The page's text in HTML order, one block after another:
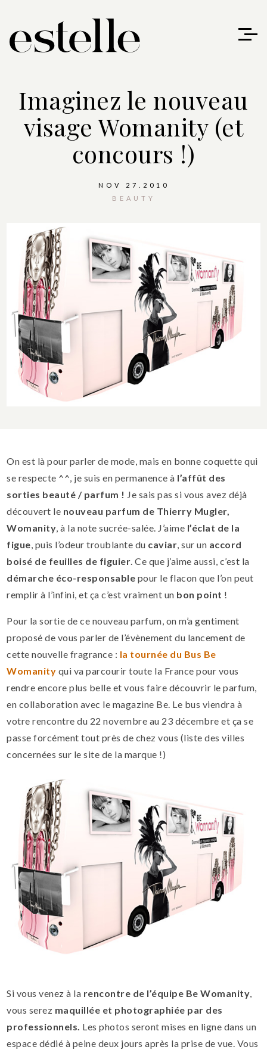
Imaginez le nouveau
visage Womanity (et
concours !)
NOV 27.2010
BEAUTY
On est là pour parler de mode, mais en bonne coquette qui
se respecte ^^, je suis en permanence à l’affût des
sorties beauté / parfum ! Je sais pas si vous avez déjà
découvert le nouveau parfum de Thierry Mugler,
Womanity, à la note sucrée-salée. J’aime l’éclat de la
figue, puis l’odeur troublante du caviar, sur un accord
boisé de feuilles de figuier. Ce que j’aime aussi, c’est la
démarche éco-responsable pour le flacon que l’on peut
remplir à l’infini, et ça c’est vraiment un bon point !
Pour la sortie de ce nouveau parfum, on m’a gentiment
proposé de vous parler de l’évènement du lancement de
cette nouvelle fragrance : la tournée du Bus Be
Womanity qui va parcourir toute la France pour vous
rendre encore plus belle et vous faire découvrir le parfum,
en collaboration avec le magazine Be. Le bus viendra à
votre rencontre du 22 novembre au 23 décembre et ça se
passe forcément tout près de chez vous (liste des villes
concernées sur le site de la marque !)
Si vous venez à la rencontre de l’équipe Be Womanity,
vous serez maquillée et photographiée par des
professionnels. Les photos seront mises en ligne dans un
espace dédié à peine deux jours après la prise de vue. Vous